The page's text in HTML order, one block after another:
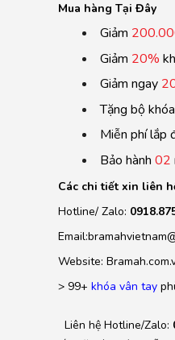
Mua hàng Tại Đây
Giảm
Giảm 20%
Giảm ngay
Tặng bộ
Miễn phí lắp
Bảo hành 02
Các chi tiết xin liên
Hotline/ Zalo:
Website:
> 99+ khóa vân tay
Liên hệ Hotline/Zalo: